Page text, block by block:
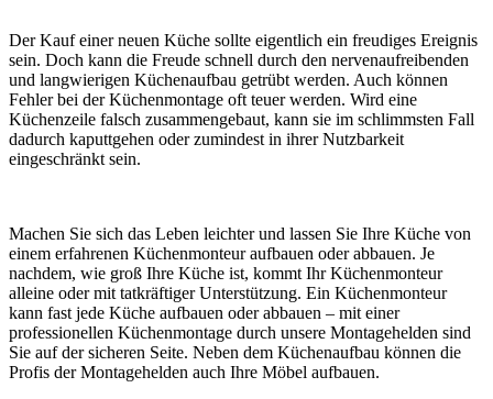
Der Kauf einer neuen Küche sollte eigentlich ein freudiges Ereignis
sein. Doch kann die Freude schnell durch den nervenaufreibenden
und langwierigen Küchenaufbau getrübt werden. Auch können
Fehler bei der Küchenmontage oft teuer werden. Wird eine
Küchenzeile falsch zusammengebaut, kann sie im schlimmsten Fall
dadurch kaputtgehen oder zumindest in ihrer Nutzbarkeit
eingeschränkt sein.
Machen Sie sich das Leben leichter und lassen Sie Ihre Küche von
einem erfahrenen Küchenmonteur aufbauen oder abbauen. Je
nachdem, wie groß Ihre Küche ist, kommt Ihr Küchenmonteur
alleine oder mit tatkräftiger Unterstützung. Ein Küchenmonteur
kann fast jede Küche aufbauen oder abbauen – mit einer
professionellen Küchenmontage durch unsere Montagehelden sind
Sie auf der sicheren Seite. Neben dem Küchenaufbau können die
Profis der Montagehelden auch Ihre Möbel aufbauen.